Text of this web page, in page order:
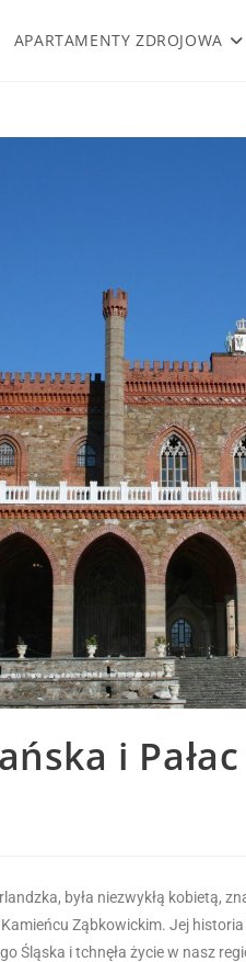
APARTAMENTY ZDROJOWA
i
była niezwykłą kobietą,
Ząbkowickim. Jej
Śląska i tchnęła życie w nasz